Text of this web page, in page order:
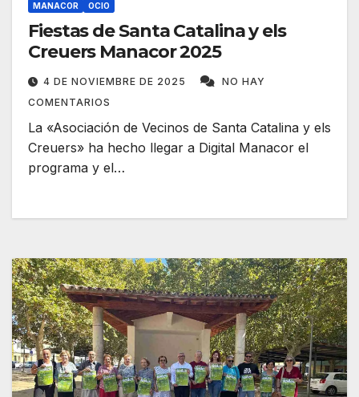
MANACOR OCIO
Fiestas de Santa Catalina y els
Creuers Manacor 2025
4 DE NOVIEMBRE DE 2025
NO HAY
COMENTARIOS
La «Asociación de Vecinos de Santa Catalina y els
Creuers» ha hecho llegar a Digital Manacor el
programa y el…